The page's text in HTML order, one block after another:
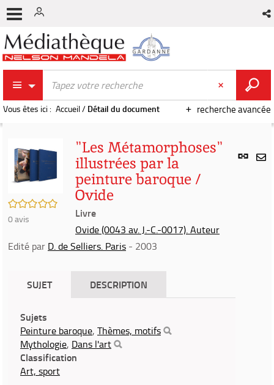
recherche avancée
Vous êtes ici : Accueil/ Détail du document
Lien
/5
0avis
"Les Métamorphoses"
illustrées par la
peinture baroque /
Ovide
Livre
Ovide (0043 av. J.-C.-0017). Auteur
Edité par D. de Selliers. Paris - 2003
SUJET DESCRIPTION
Sujets
Peinture baroque, Thèmes, motifs
Mythologie, Dans l'art
Classification
Art, sport